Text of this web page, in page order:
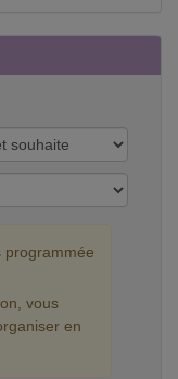
programmée
vous
en